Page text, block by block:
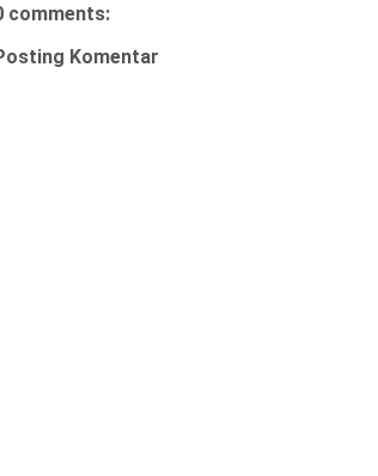
comments:
Komentar